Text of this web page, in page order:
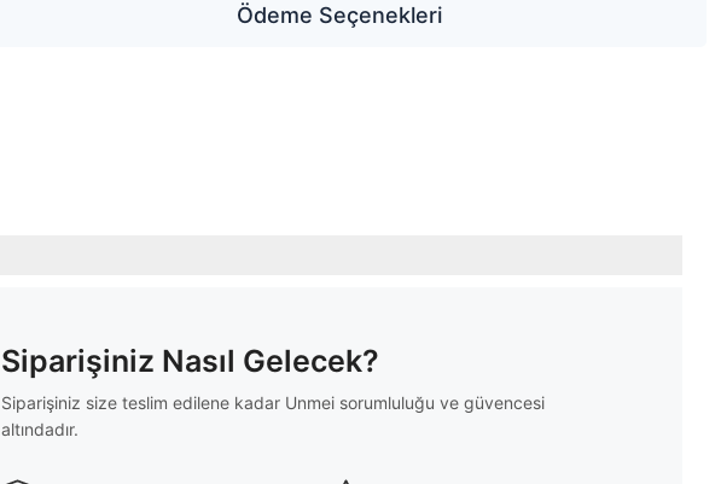
Ödeme Seçenekleri
Siparişiniz Nasıl Gelecek?
Siparişiniz size teslim edilene kadar Unmei sorumluluğu ve güvencesi
altındadır.